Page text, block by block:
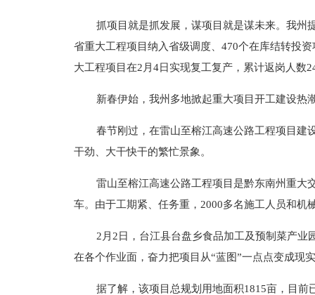
抓项目就是抓发展，谋项目就是谋未来。我州
省重大工程项目纳入省级调度、470个在库结转投
大工程项目在2月4日实现复工复产，累计返岗人数
新春伊始，我州多地掀起重大项目开工建设热
春节刚过，在雷山至榕江高速公路工程项目建
干劲、大干快干的繁忙景象。
雷山至榕江高速公路工程项目是黔东南州重大
车。由于工期紧、任务重，2000多名施工人员和
2月2日，台江县台盘乡食品加工及预制菜产
在各个作业面，奋力把项目从“蓝图”一点点变成现
据了解，该项目总规划用地面积1815亩，目